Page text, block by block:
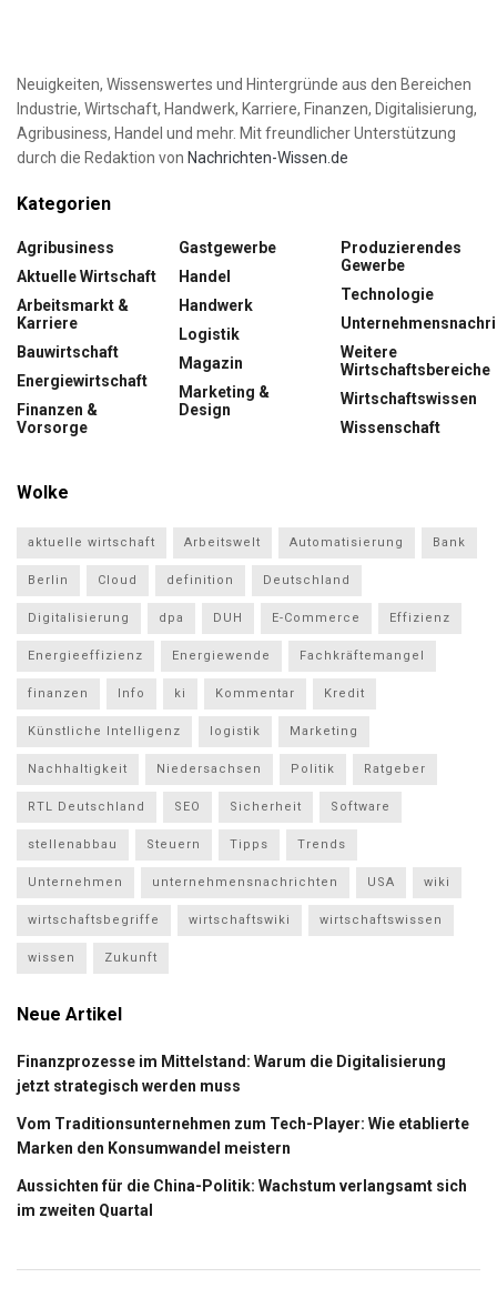
Neuigkeiten, Wissenswertes und Hintergründe aus den Bereichen
Industrie, Wirtschaft, Handwerk, Karriere, Finanzen, Digitalisierung,
Agribusiness, Handel und mehr. Mit freundlicher Unterstützung
durch die Redaktion von Nachrichten-Wissen.de
Kategorien
Agribusiness
Aktuelle Wirtschaft
Arbeitsmarkt &
Karriere
Bauwirtschaft
Energiewirtschaft
Finanzen &
Vorsorge
Gastgewerbe
Handel
Handwerk
Logistik
Magazin
Marketing &
Design
Produzierendes
Gewerbe
Technologie
Weitere
Wirtschaftsbereiche
Wirtschaftswissen
Wissenschaft
Wolke
aktuelle wirtschaft Arbeitswelt Automatisierung Bank
Berlin Cloud definition Deutschland
Digitalisierung dpa DUH E-Commerce Effizienz
Energieeffizienz Energiewende Fachkräftemangel
finanzen Info ki Kommentar Kredit
Künstliche Intelligenz logistik Marketing
Nachhaltigkeit Niedersachsen Politik Ratgeber
RTL Deutschland SEO Sicherheit Software
stellenabbau Steuern Tipps Trends
Unternehmen unternehmensnachrichten USA wiki
wirtschaftsbegriffe wirtschaftswiki wirtschaftswissen
wissen Zukunft
Neue Artikel
Finanzprozesse im Mittelstand: Warum die Digitalisierung
jetzt strategisch werden muss
Vom Traditionsunternehmen zum Tech-Player: Wie etablierte
Marken den Konsumwandel meistern
Aussichten für die China-Politik: Wachstum verlangsamt sich
im zweiten Quartal